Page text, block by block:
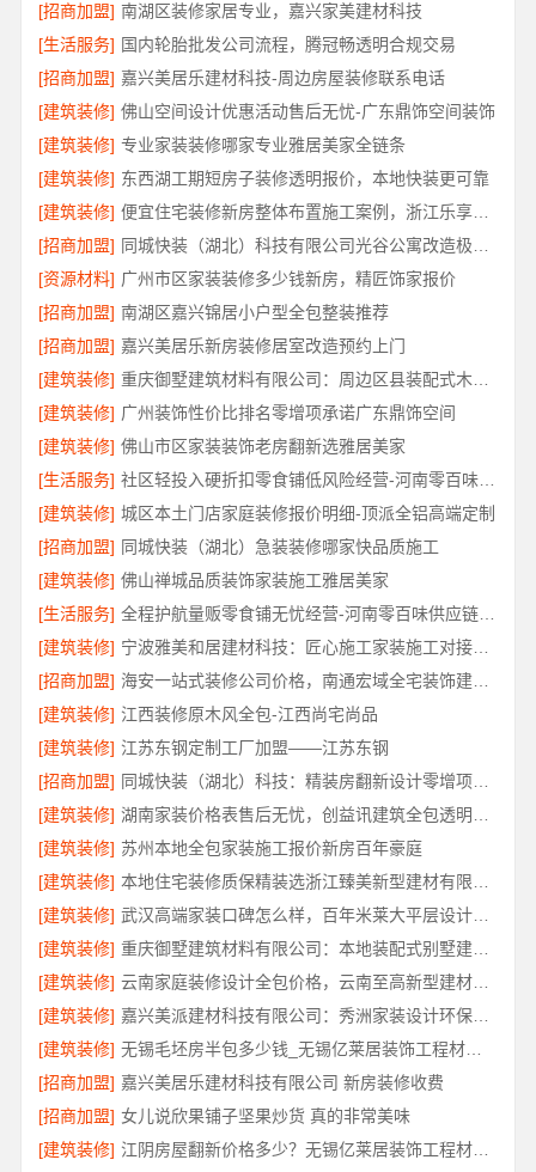
[招商加盟] 南湖区装修家居专业，嘉兴家美建材科技
[生活服务] 国内轮胎批发公司流程，腾冠畅透明合规交易
[招商加盟] 嘉兴美居乐建材科技-周边房屋装修联系电话
[建筑装修] 佛山空间设计优惠活动售后无忧-广东鼎饰空间装饰
[建筑装修] 专业家装装修哪家专业雅居美家全链条
[建筑装修] 东西湖工期短房子装修透明报价，本地快装更可靠
[建筑装修]
便宜住宅装修新房整体布置施工案例，浙江乐享新材料有限公司
[招商加盟]
[资源材料] 广州市区家装装修多少钱新房，精匠饰家报价
[招商加盟] 南湖区嘉兴锦居小户型全包整装推荐
[招商加盟] 嘉兴美居乐新房装修居室改造预约上门
[建筑装修]
[建筑装修] 广州装饰性价比排名零增项承诺广东鼎饰空间
[建筑装修] 佛山市区家装装饰老房翻新选雅居美家
[生活服务]
社区轻投入硬折扣零食铺低风险经营-河南零百味供应链有限公司
[建筑装修] 城区本土门店家庭装修报价明细-顶派全铝高端定制
[招商加盟] 同城快装（湖北）急装装修哪家快品质施工
[建筑装修] 佛山禅城品质装饰家装施工雅居美家
[生活服务]
全程护航量贩零食铺无忧经营-河南零百味供应链有限公司
[建筑装修]
宁波雅美和居建材科技：匠心施工家装施工对接渠道
[招商加盟]
海安一站式装修公司价格，南通宏域全宅装饰建材有限公司
[建筑装修] 江西装修原木风全包-江西尚宅尚品
[建筑装修] 江苏东钢定制工厂加盟——江苏东钢
[招商加盟]
同城快装（湖北）科技：精装房翻新设计零增项更安心
[建筑装修]
[建筑装修] 苏州本地全包家装施工报价新房百年豪庭
[建筑装修]
[建筑装修]
武汉高端家装口碑怎么样，百年米莱大平层设计装修实景
[建筑装修]
重庆御墅建筑材料有限公司：本地装配式别墅建造零增项
[建筑装修]
云南家庭装修设计全包价格，云南至高新型建材有限公司
[建筑装修]
嘉兴美派建材科技有限公司：秀洲家装设计环保材料推荐
[建筑装修]
无锡毛坯房半包多少钱_无锡亿莱居装饰工程材料有限公司
[招商加盟] 嘉兴美居乐建材科技有限公司 新房装修收费
[招商加盟] 女儿说欣果铺子坚果炒货 真的非常美味
[建筑装修]
江阴房屋翻新价格多少？无锡亿莱居装饰工程材料有限公司为您算清